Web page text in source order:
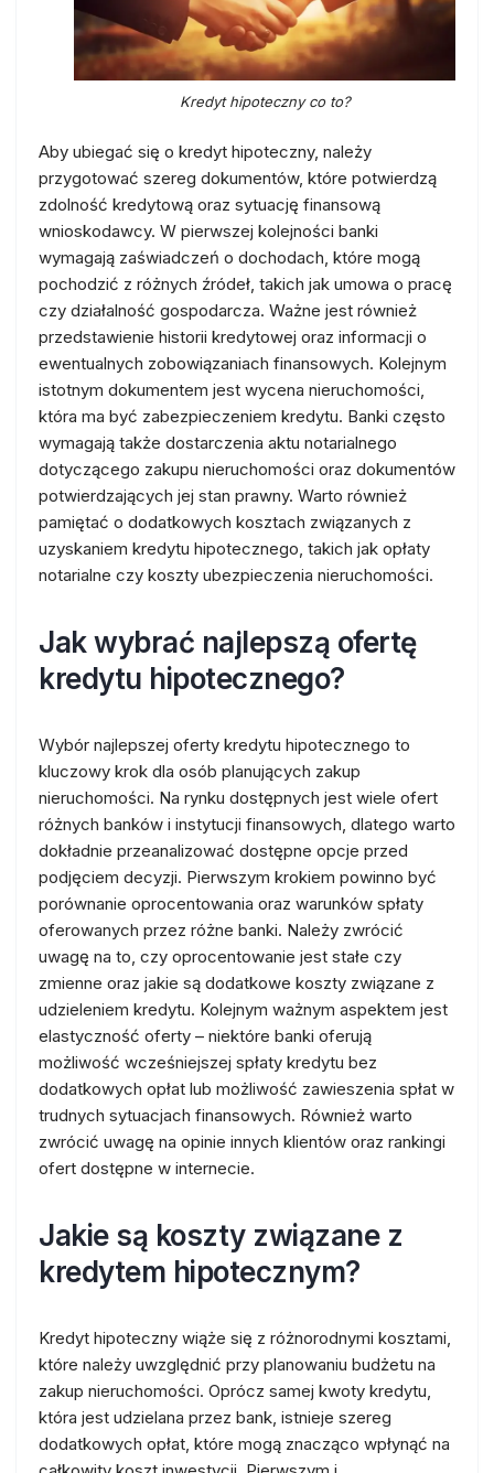
Kredyt hipoteczny co to?
Aby ubiegać się o kredyt hipoteczny, należy
przygotować szereg dokumentów, które potwierdzą
zdolność kredytową oraz sytuację finansową
wnioskodawcy. W pierwszej kolejności banki
wymagają zaświadczeń o dochodach, które mogą
pochodzić z różnych źródeł, takich jak umowa o pracę
czy działalność gospodarcza. Ważne jest również
przedstawienie historii kredytowej oraz informacji o
ewentualnych zobowiązaniach finansowych. Kolejnym
istotnym dokumentem jest wycena nieruchomości,
która ma być zabezpieczeniem kredytu. Banki często
wymagają także dostarczenia aktu notarialnego
dotyczącego zakupu nieruchomości oraz dokumentów
potwierdzających jej stan prawny. Warto również
pamiętać o dodatkowych kosztach związanych z
uzyskaniem kredytu hipotecznego, takich jak opłaty
notarialne czy koszty ubezpieczenia nieruchomości.
Jak wybrać najlepszą ofertę
kredytu hipotecznego?
Wybór najlepszej oferty kredytu hipotecznego to
kluczowy krok dla osób planujących zakup
nieruchomości. Na rynku dostępnych jest wiele ofert
różnych banków i instytucji finansowych, dlatego warto
dokładnie przeanalizować dostępne opcje przed
podjęciem decyzji. Pierwszym krokiem powinno być
porównanie oprocentowania oraz warunków spłaty
oferowanych przez różne banki. Należy zwrócić
uwagę na to, czy oprocentowanie jest stałe czy
zmienne oraz jakie są dodatkowe koszty związane z
udzieleniem kredytu. Kolejnym ważnym aspektem jest
elastyczność oferty – niektóre banki oferują
możliwość wcześniejszej spłaty kredytu bez
dodatkowych opłat lub możliwość zawieszenia spłat w
trudnych sytuacjach finansowych. Również warto
zwrócić uwagę na opinie innych klientów oraz rankingi
ofert dostępne w internecie.
Jakie są koszty związane z
kredytem hipotecznym?
Kredyt hipoteczny wiąże się z różnorodnymi kosztami,
które należy uwzględnić przy planowaniu budżetu na
zakup nieruchomości. Oprócz samej kwoty kredytu,
która jest udzielana przez bank, istnieje szereg
dodatkowych opłat, które mogą znacząco wpłynąć na